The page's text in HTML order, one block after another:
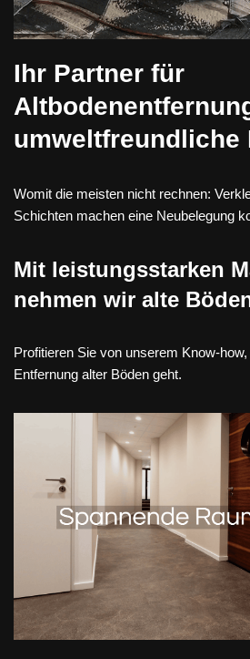
Ihr Partner für
umweltfreundliche
Womit die meisten nicht rechnen:
Schichten machen eine Neubelegung
Mit leistungsstarken
nehmen wir alte
Profitieren Sie von unserem Know-
Entfernung alter Böden geht.